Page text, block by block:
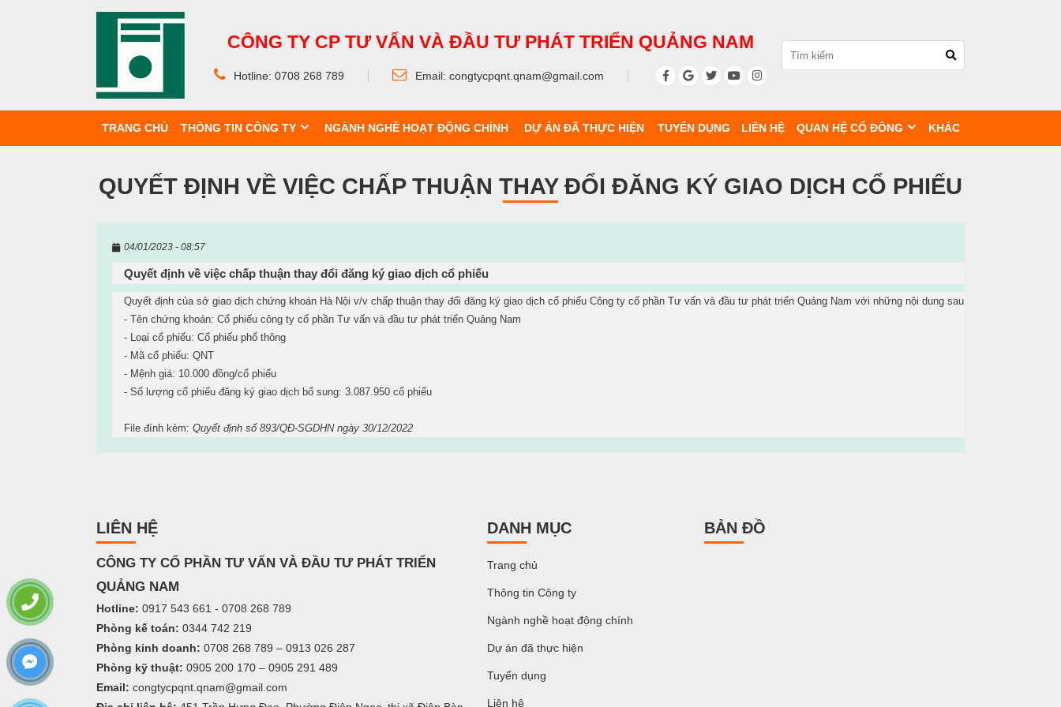
CÔNG TY CP TƯ VẤN VÀ ĐẦU TƯ PHÁT TRIỂN QUẢNG NAM
Hotline: 0708 268 789 Email:congtycpqnt.qnam@gmail.com
TRANG CHỦ THÔNG TIN CÔNG TY NGÀNH NGHỀ HOẠT ĐỘNG CHÍNH DỰ ÁN ĐÃ THỰC HIỆN TUYỂN DỤNG LIÊN HỆ QUAN HỆ CỔ ĐÔNG KHÁC
QUYẾT ĐỊNH VỀ VIỆC CHẤP THUẬN THAY ĐỔI ĐĂNG KÝ GIAO DỊCH CỔ PHIẾU
04/01/2023 - 08:57
Quyết định về việc chấp thuận thay đổi đăng ký giao dịch cổ phiếu
Quyết định của sở giao dịch chứng khoán Hà Nội v/v chấp thuận thay đổi đăng ký giao dịch cổ phiếu Công ty cổ phần Tư vấn và đầu tư phát triển Quảng Nam với những nội dung sau:
- Tên chứng khoán: Cổ phiếu công ty cổ phần Tư vấn và đầu tư phát triển Quảng Nam
- Loại cổ phiếu: Cổ phiếu phổ thông
- Mã cổ phiếu: QNT
- Mệnh giá: 10.000 đồng/cổ phiếu
- Số lượng cổ phiếu đăng ký giao dịch bổ sung: 3.087.950 cổ phiếu
File đính kèm: Quyết định số 893/QĐ-SGDHN ngày 30/12/2022
LIÊN HỆ
CÔNG TY CỔ PHẦN TƯ VẤN VÀ ĐẦU TƯ PHÁT TRIỂN
QUẢNG NAM
Hotline: 0917 543 661 - 0708 268 789
Phòng kế toán: 0344 742 219
Phòng kinh doanh: 0708 268 789 – 0913 026 287
Phòng kỹ thuật: 0905 200 170 – 0905 291 489
Email: congtycpqnt.qnam@gmail.com
DANH MỤC
Trang chủ
Thông tin Công ty
Ngành nghề hoạt động chính
Dự án đã thực hiện
Tuyển dụng
Liên hệ
BẢN ĐỒ